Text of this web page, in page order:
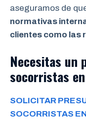
aseguramos de
normativas
clientes como las
Necesitas un
socorristas
SOLICITAR
SOCORRISTAS